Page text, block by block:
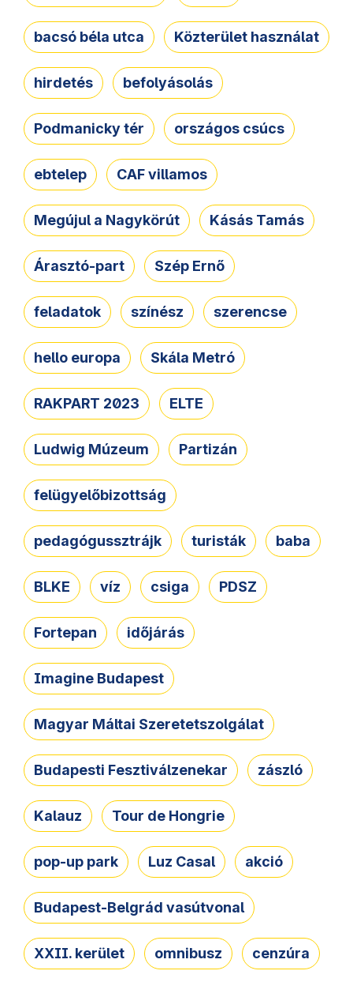
bacsó béla utca Közterület használat
hirdetés befolyásolás
Podmanicky tér országos csúcs
ebtelep CAF villamos
Megújul a Nagykörút Kásás Tamás
Árasztó-part Szép Ernő
feladatok színész szerencse
hello europa Skála Metró
RAKPART 2023 ELTE
Ludwig Múzeum Partizán
felügyelőbizottság
pedagógussztrájk turisták baba
BLKE víz csiga PDSZ
Fortepan időjárás
Imagine Budapest
Magyar Máltai Szeretetszolgálat
Budapesti Fesztiválzenekar zászló
Kalauz Tour de Hongrie
pop-up park Luz Casal akció
Budapest-Belgrád vasútvonal
XXII. kerület omnibusz cenzúra